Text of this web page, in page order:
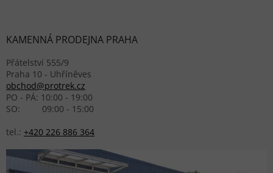
KAMENNÁ PRODEJNA PRAHA
Přátelství 555/9
Praha 10 - Uhříněves
obchod@protrek.cz
PO - PÁ: 10:00 - 19:00
SO: 09:00 - 15:00
tel.: +420 226 886 364